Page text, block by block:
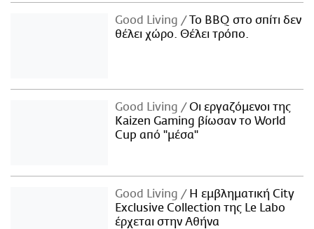
Good Living
Το BBQ στο σπίτι δεν
θέλει χώρο. Θέλει τρόπο.
Good Living
Οι εργαζόμενοι της
Kaizen Gaming βίωσαν το World
Cup από "μέσα"
Good Living
Η εμβληματική City
Exclusive Collection της Le Labo
έρχεται στην Αθήνα